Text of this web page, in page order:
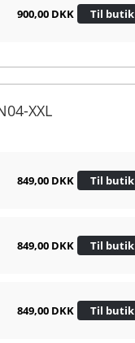
900,00 DKK Til butik
XXL
849,00 DKK Til butik
849,00 DKK Til butik
849,00 DKK Til butik